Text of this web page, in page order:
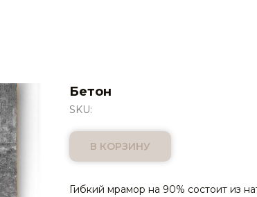
Бетон
SKU:
В КОРЗИНУ
Гибкий мрамор на 90% состоит из